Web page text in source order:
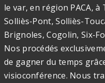
le var, en région PACA,
Solliès-Pont, Solliès-
Brignoles, Cogolin, Six-
Nos procédés
de gagner du temps
visioconférence. Nous